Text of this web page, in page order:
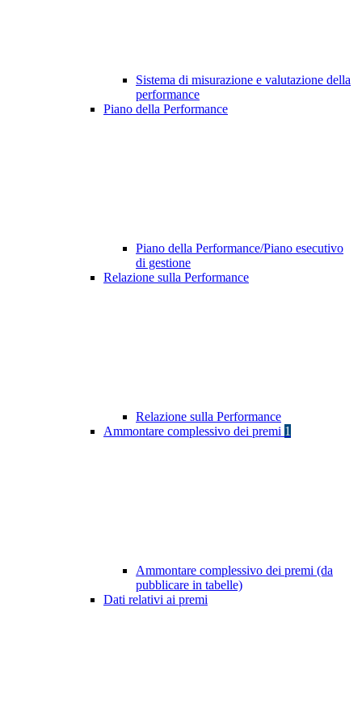
Sistema di misurazione e valutazione della
performance
Piano della Performance
Piano della Performance/Piano esecutivo
di gestione
Relazione sulla Performance
Relazione sulla Performance
Ammontare complessivo dei premi 1
Ammontare complessivo dei premi (da
pubblicare in tabelle)
Dati relativi ai premi